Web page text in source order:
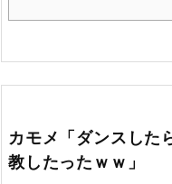
カモメ「ダンスした
教したったｗｗ」